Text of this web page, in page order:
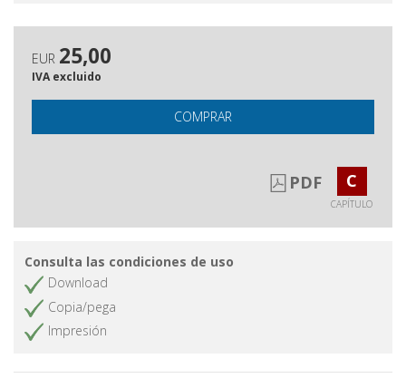
EUR 25,00
IVA excluido
COMPRAR
PDF C
CAPÍTULO
Consulta las condiciones de uso
Download
Copia/pega
Impresión